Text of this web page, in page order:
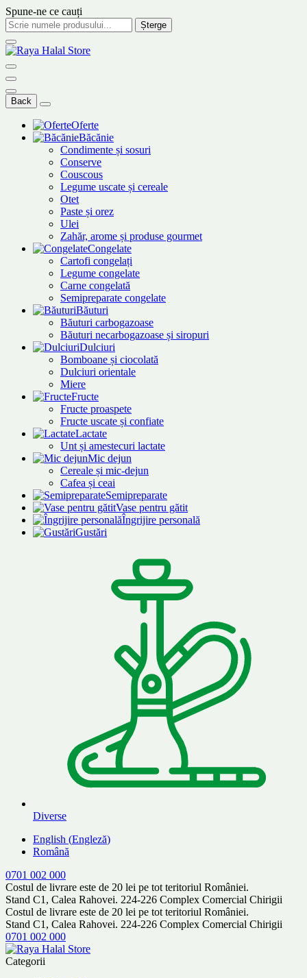
Spune-ne ce cauți
Șterge
Back
Oferte
Băcănie
Condimente și sosuri
Conserve
Couscous
Legume uscate și cereale
Otet
Paste și orez
Ulei
Zahăr, arome și produse gourmet
Congelate
Cartofi congelați
Legume congelate
Carne congelată
Semipreparate congelate
Băuturi
Băuturi carbogazoase
Băuturi necarbogazoase și siropuri
Dulciuri
Bomboane și ciocolată
Dulciuri orientale
Miere
Fructe
Fructe proaspete
Fructe uscate și confiate
Lactate
Unt și amestecuri lactate
Mic dejun
Cereale și mic-dejun
Cafea și ceai
Semipreparate
Vase pentru gătit
Îngrijire personală
Gustări
Diverse
English (Engleză)
Română
0701 002 000
Costul de livrare este de 20 lei pe tot teritoriul României.
Stand C1, Calea Rahovei. 224-226 Complex Comercial Chirigii
Costul de livrare este de 20 lei pe tot teritoriul României.
Stand C1, Calea Rahovei. 224-226 Complex Comercial Chirigii
0701 002 000
Categorii